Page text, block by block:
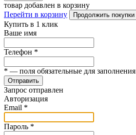
товар добавлен в корзину
Перейти в корзину
Продолжить покупки
Купить в 1 клик
Ваше имя
Телефон *
* — поля обязательные для заполнения
Отправить
Запрос отправлен
Авторизация
Email *
Пароль *